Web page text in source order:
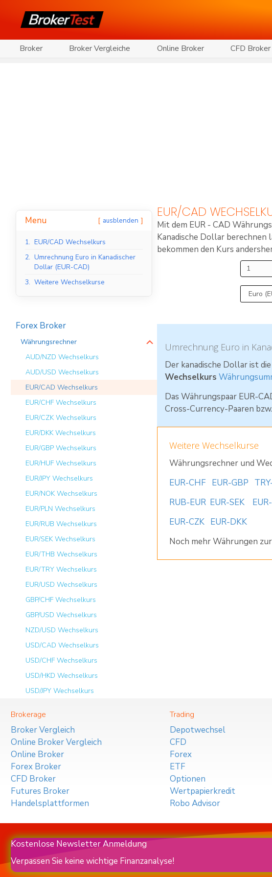
Broker Broker Vergleiche Online Broker CFD Broker
Menu ausblenden
1. EUR/CAD Wechselkurs
2. Umrechnung Euro in Kanadischer
Dollar (EUR-CAD)
3. Weitere Wechselkurse
Forex Broker
Währungsrechner
AUD/NZD Wechselkurs
AUD/USD Wechselkurs
EUR/CAD Wechselkurs
EUR/CHF Wechselkurs
EUR/CZK Wechselkurs
EUR/DKK Wechselkurs
EUR/GBP Wechselkurs
EUR/HUF Wechselkurs
EUR/JPY Wechselkurs
EUR/NOK Wechselkurs
EUR/PLN Wechselkurs
EUR/RUB Wechselkurs
EUR/SEK Wechselkurs
EUR/THB Wechselkurs
EUR/TRY Wechselkurs
EUR/USD Wechselkurs
GBP/CHF Wechselkurs
GBP/USD Wechselkurs
NZD/USD Wechselkurs
USD/CAD Wechselkurs
USD/CHF Wechselkurs
USD/HKD Wechselkurs
USD/JPY Wechselkurs
EUR/CAD
Mit dem EUR - CAD
Kanadische Dollar berechnen
bekommen den Kurs
Umrechnung Euro in
Der kanadische Dollar ist
Wechselkurs
Das Währungspaar EUR-
Cross-Currency-Paaren
Weitere Wechselkurse
Währungsrechner und
EUR-CHF EUR-GBP
RUB-EUR EUR-SEK
EUR-CZK EUR-DKK
Noch mehr Währungen
Brokerage
Broker Vergleich
Online Broker Vergleich
Online Broker
Forex Broker
CFD Broker
Futures Broker
Handelsplattformen
Trading
Depotwechsel
CFD
Forex
ETF
Optionen
Wertpapierkredit
Robo Advisor
Kostenlose Newsletter Anmeldung
Verpassen Sie keine wichtige Finanzanalyse!